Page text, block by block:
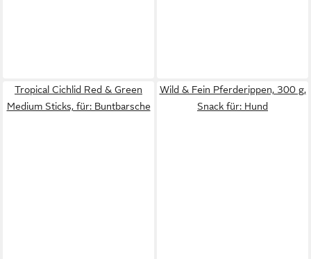
Tropical Cichlid Red & Green
Medium Sticks, für: Buntbarsche
Wild & Fein Pferderippen, 300 g,
Snack für: Hund